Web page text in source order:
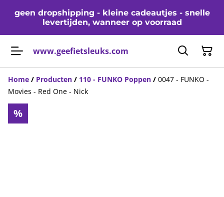
geen dropshipping - kleine cadeautjes - snelle
levertijden, wanneer op voorraad
www.geefietsleuks.com
Home / Producten / 110 - FUNKO Poppen / 0047 - FUNKO -
Movies - Red One - Nick
%